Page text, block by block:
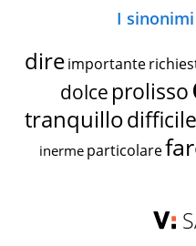
I
dire importante
dolce prolisso
tranquillodifficile
inerme particolare